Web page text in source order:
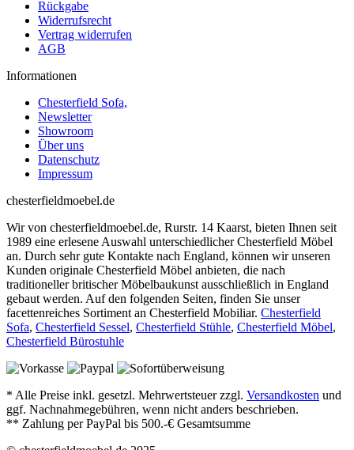
Rückgabe
Widerrufsrecht
Vertrag widerrufen
AGB
Informationen
Chesterfield Sofa,
Newsletter
Showroom
Über uns
Datenschutz
Impressum
chesterfieldmoebel.de
Wir von chesterfieldmoebel.de, Rurstr. 14 Kaarst, bieten Ihnen seit
1989 eine erlesene Auswahl unterschiedlicher Chesterfield Möbel
an. Durch sehr gute Kontakte nach England, können wir unseren
Kunden originale Chesterfield Möbel anbieten, die nach
traditioneller britischer Möbelbaukunst ausschließlich in England
gebaut werden. Auf den folgenden Seiten, finden Sie unser
facettenreiches Sortiment an Chesterfield Mobiliar. Chesterfield
Sofa, Chesterfield Sessel, Chesterfield Stühle, Chesterfield Möbel,
Chesterfield Bürostuhle
* Alle Preise inkl. gesetzl. Mehrwertsteuer zzgl. Versandkosten und
ggf. Nachnahmegebühren, wenn nicht anders beschrieben.
** Zahlung per PayPal bis 500.-€ Gesamtsumme